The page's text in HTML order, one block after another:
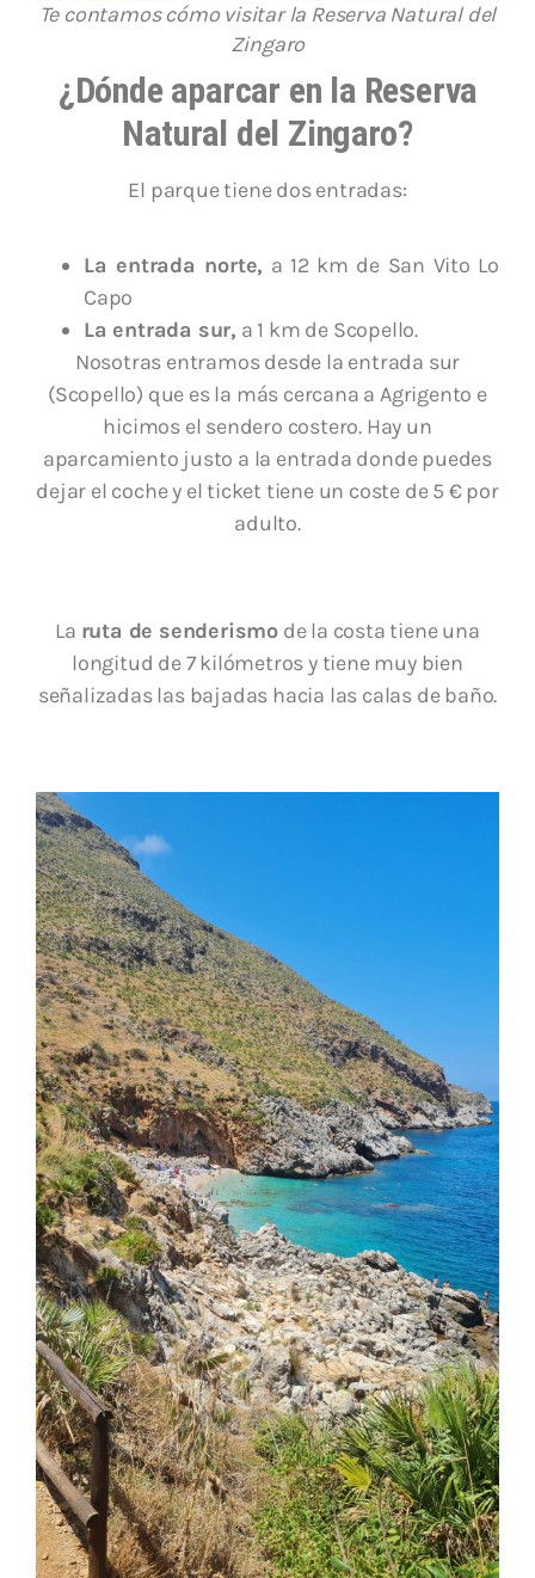
Te contamos cómo visitar la Reserva Natural del
Zingaro
¿Dónde aparcar en la Reserva
Natural del Zingaro?
El parque tiene dos entradas:
La entrada norte, a 12 km de San Vito Lo
Capo
La entrada sur, a 1 km de Scopello.
Nosotras entramos desde la entrada sur
(Scopello) que es la más cercana a Agrigento e
hicimos el sendero costero. Hay un
aparcamiento justo a la entrada donde puedes
dejar el coche y el ticket tiene un coste de 5 € por
adulto.
La ruta de senderismo de la costa tiene una
longitud de 7 kilómetros y tiene muy bien
señalizadas las bajadas hacia las calas de baño.